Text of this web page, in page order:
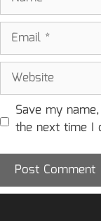
Email
Website
Save my
the next time I